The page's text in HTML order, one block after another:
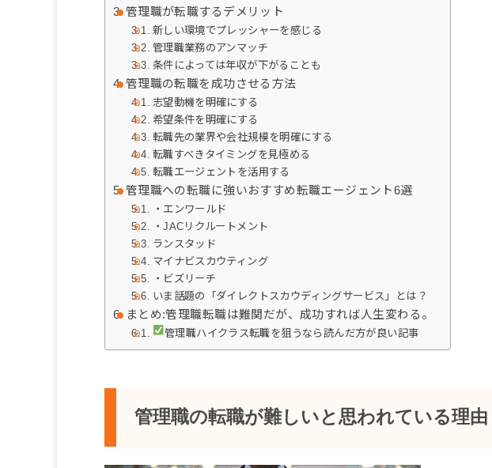
管理職が転職するデメリット
新しい環境でプレッシャーを感じる
管理職業務のアンマッチ
条件によっては年収が下がることも
管理職の転職を成功させる方法
志望動機を明確にする
希望条件を明確にする
転職先の業界や会社規模を明確にする
転職すべきタイミングを見極める
転職エージェントを活用する
管理職への転職に強いおすすめ転職エージェント6選
・エンワールド
・JACリクルートメント
ランスタッド
マイナビスカウティング
・ビズリーチ
いま話題の「ダイレクトスカウディングサービス」とは？
まとめ:管理職転職は難関だが、成功すれば人生変わる。
管理職ハイクラス転職を狙うなら読んだ方が良い記事
管理職の転職が難しいと思われている理由